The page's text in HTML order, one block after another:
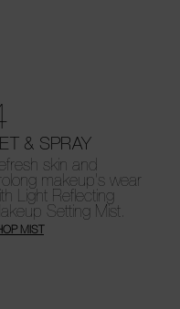
& SPRAY
skin and
makeup's wear
Light Reflecting
Setting Mist.
MIST